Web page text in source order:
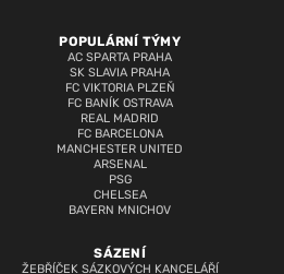
POPULÁRNÍ TÝMY
AC SPARTA PRAHA
SK SLAVIA PRAHA
FC VIKTORIA PLZEŇ
FC BANÍK OSTRAVA
REAL MADRID
FC BARCELONA
MANCHESTER UNITED
ARSENAL
PSG
CHELSEA
BAYERN MNICHOV
SÁZENÍ
ŽEBŘÍČEK SÁZKOVÝCH KANCELÁŘÍ